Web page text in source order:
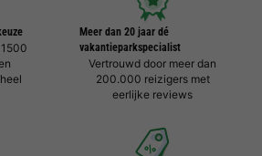
Meer dan 20 jaar dé
vakantieparkspecialist
Vertrouwd door meer dan
200.000 reizigers met
eerlijke reviews